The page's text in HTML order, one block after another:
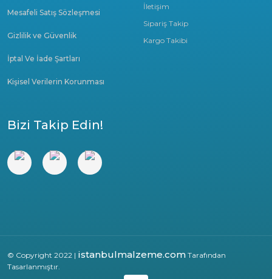
İletişim
Sipariş Takip
Kargo Takibi
Mesafeli Satış Sözleşmesi
Gizlilik ve Güvenlik
İptal Ve İade Şartları
Kişisel Verilerin Korunması
Bizi Takip Edin!
© Copyright 2022 | istanbulmalzeme.com Tarafından
Tasarlanmıştır.